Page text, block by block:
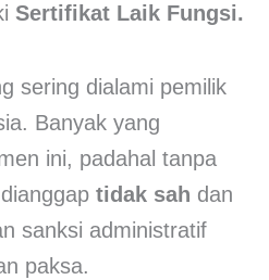
Sertifikat Laik Fungsi.
sering dialami pemilik
Banyak yang
ini, padahal tanpa
tidak sah dan
sanksi administratif
paksa.